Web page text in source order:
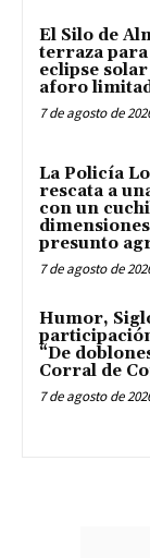
El Silo de
terraza
eclipse
aforo
7 de agosto de
La Policía
rescata a
con un
presunto
7 de agosto de
Humor,
“De
Corral de
7 de agosto de